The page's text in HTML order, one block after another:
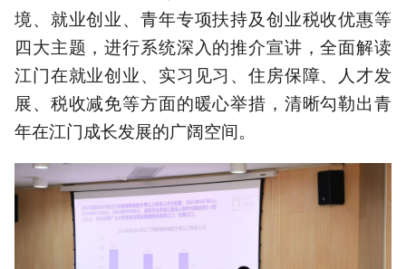
境、就业创业、青年专项扶持及创业税收优惠等
四大主题，进行系统深入的推介宣讲，全面解读
江门在就业创业、实习见习、住房保障、人才发
展、税收减免等方面的暖心举措，清晰勾勒出青
年在江门成长发展的广阔空间。